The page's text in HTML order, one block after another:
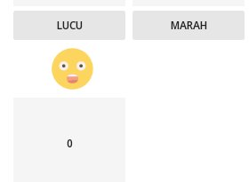
LUCU MARAH
0